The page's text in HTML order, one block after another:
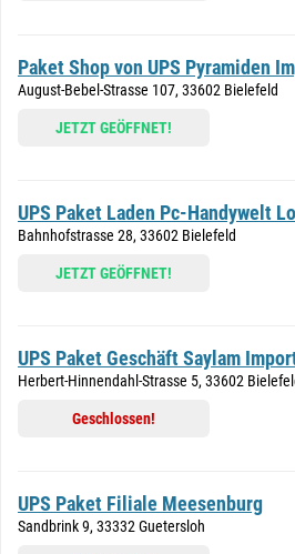
Paket Shop von UPS Pyramiden
August-Bebel-Strasse 107, 33602 Bielefeld
JETZT GEÖFFNET!
UPS Paket Laden Pc-Handywelt
Bahnhofstrasse 28, 33602 Bielefeld
JETZT GEÖFFNET!
UPS Paket Geschäft Saylam
Herbert-Hinnendahl-Strasse 5, 33602
Geschlossen!
UPS Paket Filiale Meesenburg
Sandbrink 9, 33332 Guetersloh